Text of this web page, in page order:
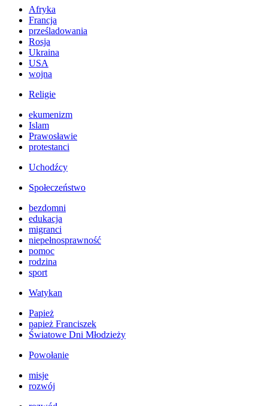
Afryka
Francja
prześladowania
Rosja
Ukraina
USA
wojna
Religie
ekumenizm
Islam
Prawosławie
protestanci
Uchodźcy
Społeczeństwo
bezdomni
edukacja
migranci
niepełnosprawność
pomoc
rodzina
sport
Watykan
Papież
papież Franciszek
Światowe Dni Młodzieży
Powołanie
misje
rozwój